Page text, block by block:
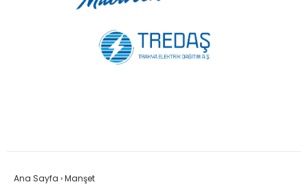
Ana Sayfa ›Manşet